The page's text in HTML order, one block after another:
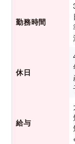
勤務時間
休日
給与